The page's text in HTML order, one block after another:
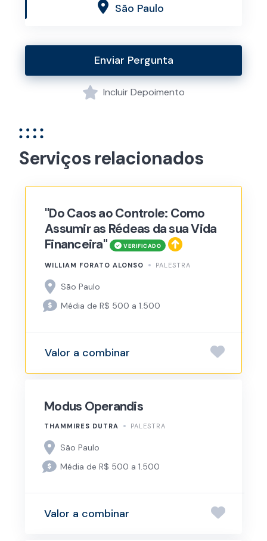
São Paulo
Enviar Pergunta
Incluir Depoimento
Serviços relacionados
"Do Caos ao Controle: Como
Assumir as Rédeas da sua Vida
Financeira"
WILLIAM FORATO ALONSO PALESTRA
São Paulo
Média de R$ 500 a 1.500
Valor a combinar
Modus Operandis
THAMMIRES DUTRA PALESTRA
São Paulo
Média de R$ 500 a 1.500
Valor a combinar